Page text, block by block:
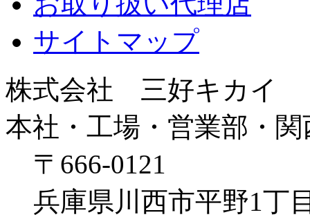
サイトマップ
株式会社 三好キカイ
本社・工場・営業部・関
〒666-0121
兵庫県川西市平野1丁